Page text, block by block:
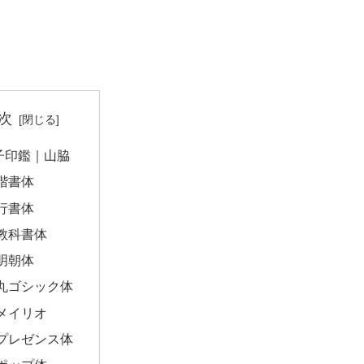
印鑑｜山脇
書体
書体
科書体
朝体
ゴシック体
イリオ
レゼンス体